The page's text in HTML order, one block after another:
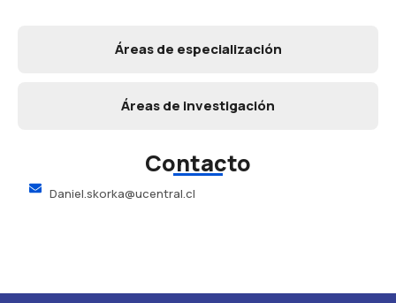
Áreas de especialización
Áreas de investigación
Contacto
Daniel.skorka@ucentral.cl